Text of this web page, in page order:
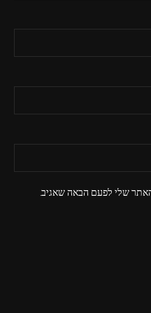
שלי לפעם הבאה שאגיב.